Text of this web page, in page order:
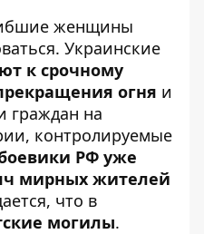
женщины
Украинские
к срочному
огня и
граждан на
контролируемые
РФ уже
мирных жителей
что в
могилы.